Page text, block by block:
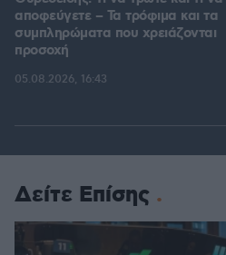
αποφεύγετε – Τα τρόφιμα και τα
συμπληρώματα που χρειάζονται
προσοχή
05.08.2026, 16:43
Δείτε Επίσης